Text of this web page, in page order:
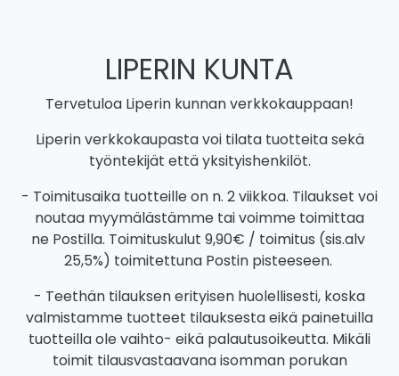
LIPERIN KUNTA
Tervetuloa Liperin kunnan verkkokauppaan!
Liperin verkkokaupasta voi tilata tuotteita sekä
työntekijät että yksityishenkilöt.
- Toimitusaika tuotteille on n. 2 viikkoa. Tilaukset voi
noutaa myymälästämme tai voimme toimittaa
ne Postilla. Toimituskulut 9,90€ / toimitus (sis.alv
25,5%) toimitettuna Postin pisteeseen.
- Teethän tilauksen erityisen huolellisesti, koska
valmistamme tuotteet tilauksesta eikä painetuilla
tuotteilla ole vaihto- eikä palautusoikeutta. Mikäli
toimit tilausvastaavana isomman porukan